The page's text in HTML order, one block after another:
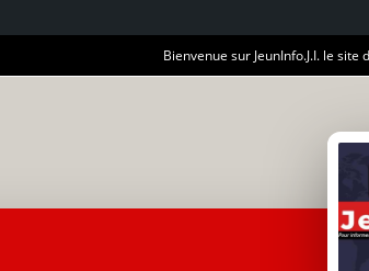
Bienvenue sur JeunInfo.J.I. le